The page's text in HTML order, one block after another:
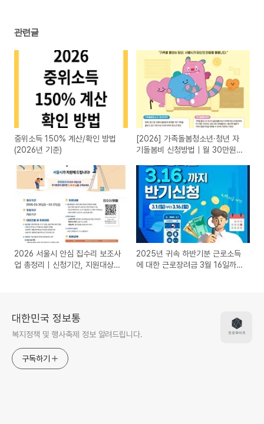
관련글
중위소득 150% 계산/확인 방법
(2026년 기준)
[2026] 가족돌봄청소년·청년 자
기돌봄비 신청방법｜월 30만원
2026 서울시 안심 집수리 보조사
업 총정리｜신청기간, 지원대상,
2025년 귀속 하반기분 근로소득
에 대한 근로장려금 3월 16일까지
대한민국 정보통
복지정책 및 행사축제 정보 알려드립니다.
구독하기